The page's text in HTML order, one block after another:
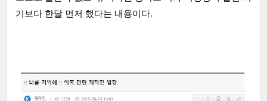
기보다 한달 먼저 했다는 내용이다.